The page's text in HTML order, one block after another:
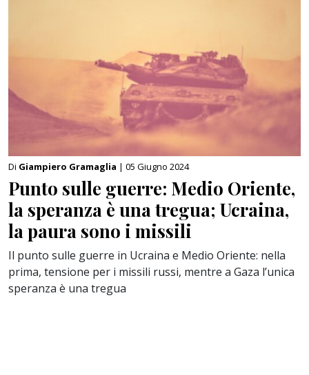
Di Giampiero Gramaglia | 05 Giugno 2024
Punto sulle guerre: Medio Oriente,
la speranza è una tregua; Ucraina,
la paura sono i missili
Il punto sulle guerre in Ucraina e Medio Oriente: nella
prima, tensione per i missili russi, mentre a Gaza l’unica
speranza è una tregua